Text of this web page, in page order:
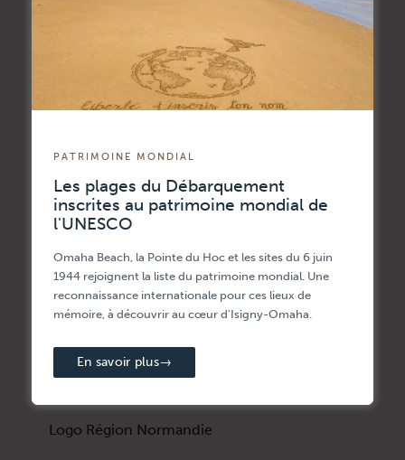
LOGO AD NORMANDIE
Logo AD Normandie
LOGO CCI NORMANDIE
Logo CCI Normandie
LOGO RÉGION NORMANDIE
Logo Région Normandie
PATRIMOINE MONDIAL
Les plages du Débarquement
inscrites au patrimoine mondial de
l'UNESCO
Omaha Beach, la Pointe du Hoc et les sites du 6 juin
1944 rejoignent la liste du patrimoine mondial. Une
reconnaissance internationale pour ces lieux de
mémoire, à découvrir au cœur d'Isigny-Omaha.
En savoir plus→